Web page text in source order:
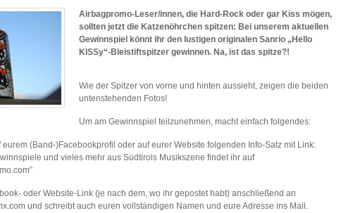
Airbagpromo-Leser/innen, die Hard-Rock oder gar Kiss mögen,
sollten jetzt die Katzenöhrchen spitzen: Bei unserem aktuellen
Gewinnspiel könnt ihr den lustigen originalen Sanrio „Hello
KISSy“-Bleistiftspitzer gewinnen. Na, ist das spitze?!
Wie der Spitzer von vorne und hinten aussieht, zeigen die beiden
untenstehenden Fotos!
Um am Gewinnspiel teilzunehmen, macht einfach folgendes:
eurem (Band-)Facebookprofil oder auf eurer Website folgenden Info-Satz mit Link:
und vieles mehr aus Südtirols Musikszene findet ihr auf
oder Website-Link (je nach dem, wo ihr gepostet habt) anschließend an
und schreibt auch euren vollständigen Namen und eure Adresse ins Mail.